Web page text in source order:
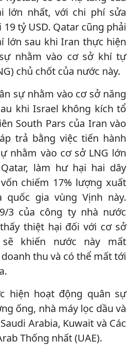
lớn nhất, với chi phí sửa
tỷ USD. Qatar cũng phải
lớn sau khi Iran thực hiện
nhằm vào cơ sở khí tự
chủ chốt của nước này.
sự nhằm vào cơ sở năng
khi Israel không kích tổ
South Pars của Iran vào
trả bằng việc tiến hành
nhằm vào cơ sở LNG lớn
làm hư hại hai dây
chiếm 17% lượng xuất
quốc gia vùng Vịnh này.
3 của công ty nhà nước
thiệt hại đối với cơ sở
sẽ khiến nước này mất
thu và có thể mất tới
hiện hoạt động quân sự
ống, nhà máy lọc dầu và
Arabia, Kuwait và Các
Thống nhất (UAE).